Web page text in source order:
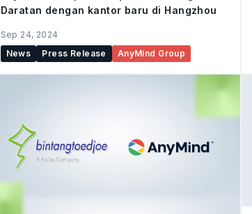
Daratan dengan kantor baru di Hangzhou
Sep 24, 2024
News
Press Release AnyMind Group